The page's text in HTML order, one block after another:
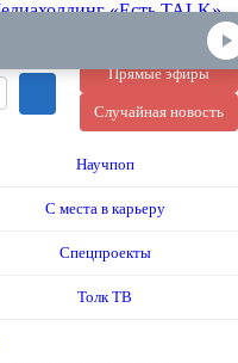
Прямые эфиры
Случайная новость
Научпоп
С места в карьеру
Спецпроекты
Толк ТВ